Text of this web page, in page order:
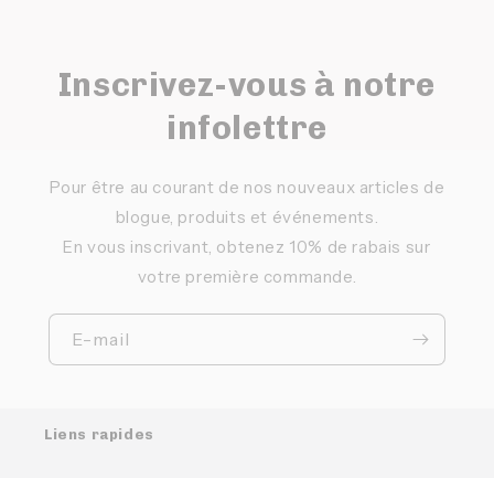
Inscrivez-vous à notre
infolettre
Pour être au courant de nos nouveaux articles de
blogue, produits et événements.
En vous inscrivant, obtenez 10% de rabais sur
votre première commande.
E-mail
Liens rapides